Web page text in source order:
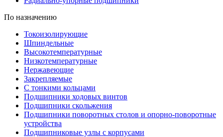
По назначению
Токоизолирующие
Шпиндельные
Высокотемпературные
Низкотемпературные
Нержавеющие
Закрепляемые
С тонкими кольцами
Подшипники ходовых винтов
Подшипники скольжения
Подшипники поворотных столов и опорно-поворотные
устройства
Подшипниковые узлы с корпусами